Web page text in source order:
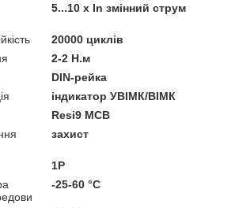
5...10 x In змінний струм
20000 циклів
2-2 Н.м
DIN-рейка
iндикатор УВІМК/ВІМК
Resi9 MCB
захист
1P
-25-60 °C